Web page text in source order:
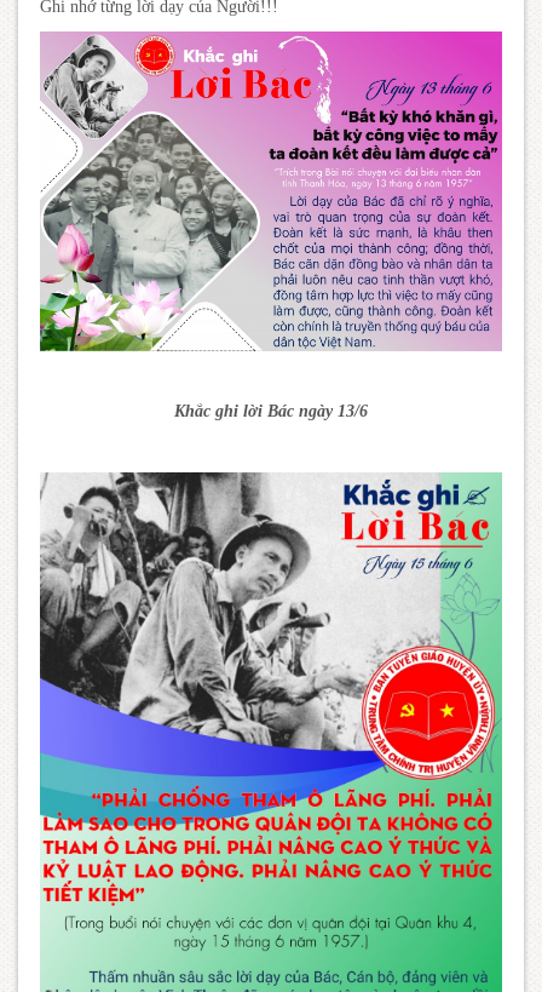
Ghi nhớ từng lời dạy của Người!!!
Khắc ghi lời Bác ngày 13/6